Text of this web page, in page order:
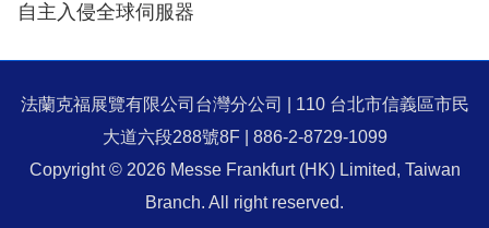
自主入侵全球伺服器
法蘭克福展覽有限公司台灣分公司 | 110 台北市信義區市民
大道六段288號8F | 886-2-8729-1099
Copyright © 2026 Messe Frankfurt (HK) Limited, Taiwan
Branch. All right reserved.